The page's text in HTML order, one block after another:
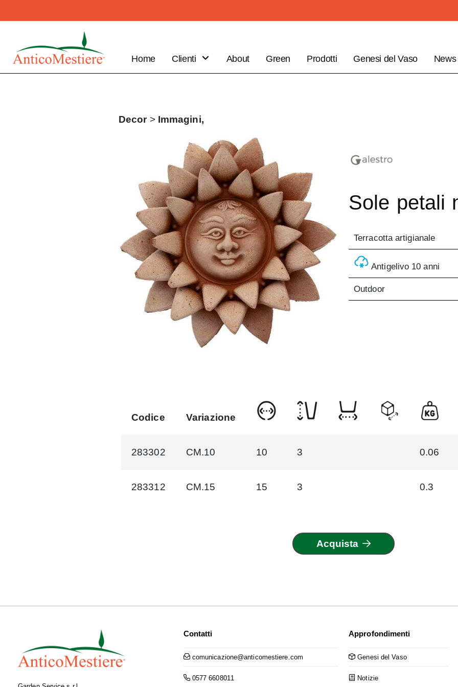
Home
Clienti
Fai il tuo
About Green Prodotti Genesi del Vaso News
Decor > Immagini,
Sole petali
Terracotta artigianale
Antigelivo 10 anni
Outdoor
Codice Variazione
283302 CM.10 10 3 0.06
283312 CM.15 15 3 0.3
Acquista
Contatti
comunicazione@anticomestiere.com
0577 6608011
Approfondimenti
Genesi del Vaso
Notizie